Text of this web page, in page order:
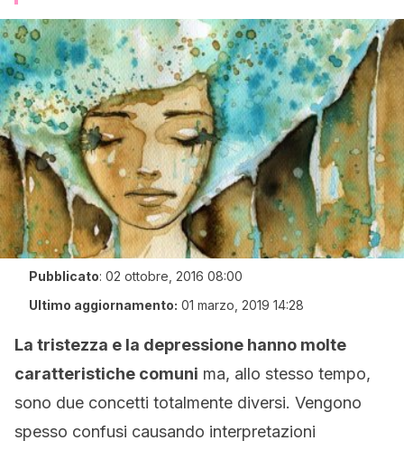
Pubblicato: 02 ottobre, 2016 08:00
Ultimo aggiornamento: 01 marzo, 2019 14:28
La tristezza e la depressione hanno molte
caratteristiche comuni ma, allo stesso tempo,
sono due concetti totalmente diversi. Vengono
spesso confusi causando interpretazioni